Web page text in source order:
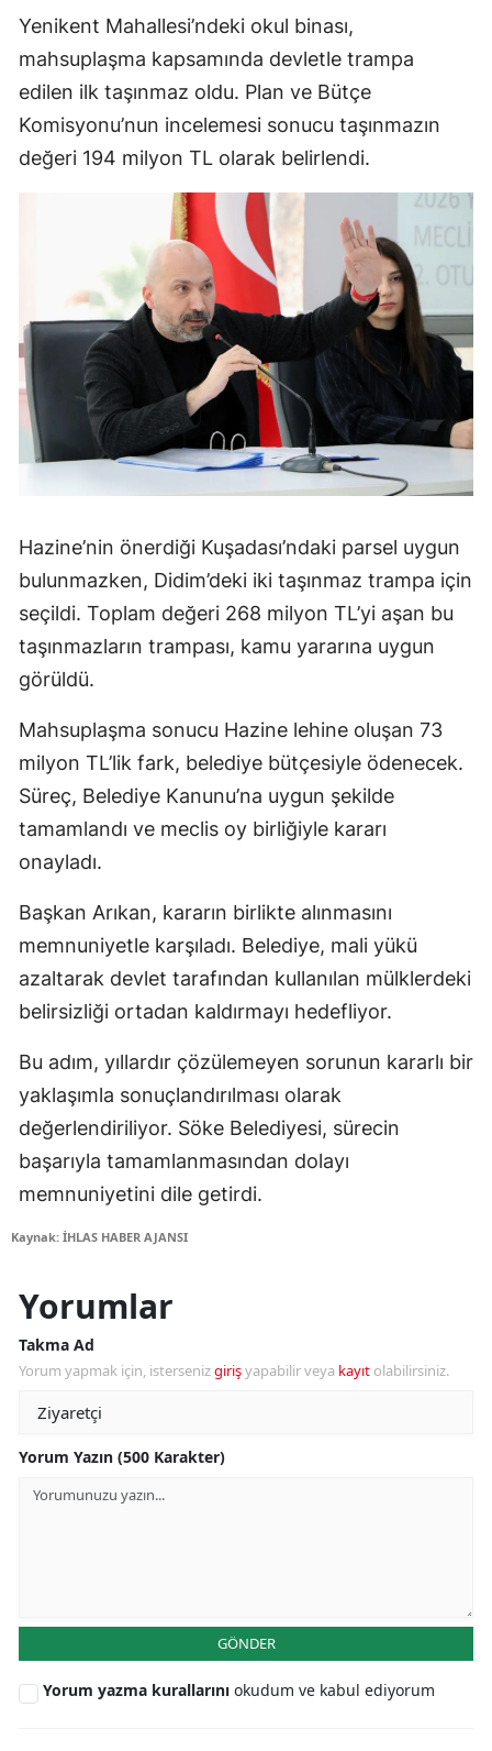
Yenikent Mahallesi’ndeki okul binası,
mahsuplaşma kapsamında devletle trampa
edilen ilk taşınmaz oldu. Plan ve Bütçe
Komisyonu’nun incelemesi sonucu taşınmazın
değeri 194 milyon TL olarak belirlendi.
Hazine’nin önerdiği Kuşadası’ndaki parsel uygun
bulunmazken, Didim’deki iki taşınmaz trampa için
seçildi. Toplam değeri 268 milyon TL’yi aşan bu
taşınmazların trampası, kamu yararına uygun
görüldü.
Mahsuplaşma sonucu Hazine lehine oluşan 73
milyon TL’lik fark, belediye bütçesiyle ödenecek.
Süreç, Belediye Kanunu’na uygun şekilde
tamamlandı ve meclis oy birliğiyle kararı
onayladı.
Başkan Arıkan, kararın birlikte alınmasını
memnuniyetle karşıladı. Belediye, mali yükü
azaltarak devlet tarafından kullanılan mülklerdeki
belirsizliği ortadan kaldırmayı hedefliyor.
Bu adım, yıllardır çözülemeyen sorunun kararlı bir
yaklaşımla sonuçlandırılması olarak
değerlendiriliyor. Söke Belediyesi, sürecin
başarıyla tamamlanmasından dolayı
memnuniyetini dile getirdi.
Kaynak: İHLAS HABER AJANSI
Yorumlar
Takma Ad
Yorum yapmak için, istersenizgirişyapabilir veya kayıt olabilirsiniz.
Yorum Yazın (500 Karakter)
GÖNDER
Yorum yazma kurallarını okudum ve kabul ediyorum